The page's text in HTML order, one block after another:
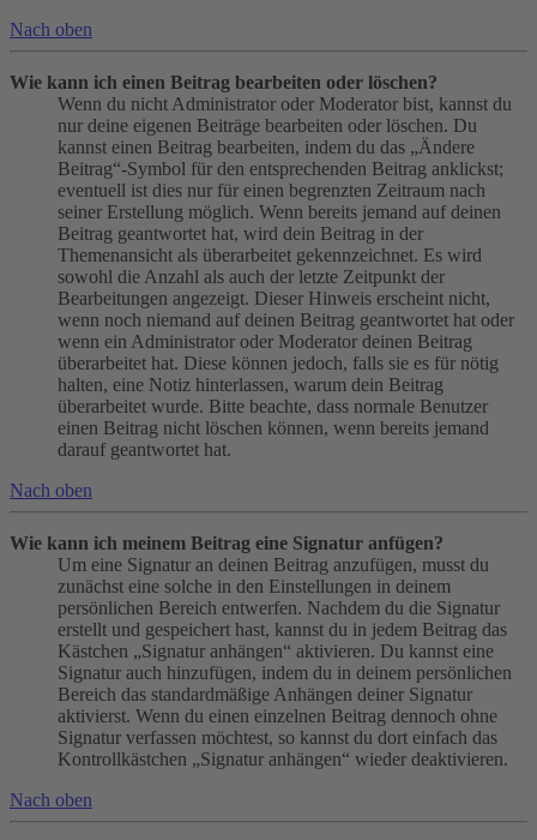
Nach oben
Wie kann ich einen Beitrag bearbeiten oder löschen?
Wenn du nicht Administrator oder Moderator bist, kannst du
nur deine eigenen Beiträge bearbeiten oder löschen. Du
kannst einen Beitrag bearbeiten, indem du das „Ändere
Beitrag“-Symbol für den entsprechenden Beitrag anklickst;
eventuell ist dies nur für einen begrenzten Zeitraum nach
seiner Erstellung möglich. Wenn bereits jemand auf deinen
Beitrag geantwortet hat, wird dein Beitrag in der
Themenansicht als überarbeitet gekennzeichnet. Es wird
sowohl die Anzahl als auch der letzte Zeitpunkt der
Bearbeitungen angezeigt. Dieser Hinweis erscheint nicht,
wenn noch niemand auf deinen Beitrag geantwortet hat oder
wenn ein Administrator oder Moderator deinen Beitrag
überarbeitet hat. Diese können jedoch, falls sie es für nötig
halten, eine Notiz hinterlassen, warum dein Beitrag
überarbeitet wurde. Bitte beachte, dass normale Benutzer
einen Beitrag nicht löschen können, wenn bereits jemand
darauf geantwortet hat.
Nach oben
Wie kann ich meinem Beitrag eine Signatur anfügen?
Um eine Signatur an deinen Beitrag anzufügen, musst du
zunächst eine solche in den Einstellungen in deinem
persönlichen Bereich entwerfen. Nachdem du die Signatur
erstellt und gespeichert hast, kannst du in jedem Beitrag das
Kästchen „Signatur anhängen“ aktivieren. Du kannst eine
Signatur auch hinzufügen, indem du in deinem persönlichen
Bereich das standardmäßige Anhängen deiner Signatur
aktivierst. Wenn du einen einzelnen Beitrag dennoch ohne
Signatur verfassen möchtest, so kannst du dort einfach das
Kontrollkästchen „Signatur anhängen“ wieder deaktivieren.
Nach oben